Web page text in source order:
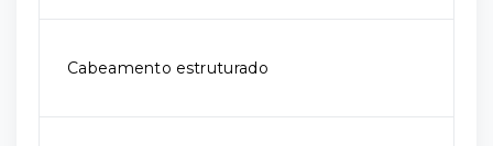
Cabeamento estruturado